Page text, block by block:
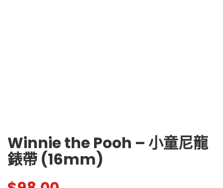
Winnie the Pooh – 小童尼龍
錶帶 (16mm)